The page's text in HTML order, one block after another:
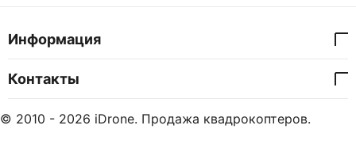
Информация
Контакты
© 2010 - 2026 iDrone. Продажа квадрокоптеров.